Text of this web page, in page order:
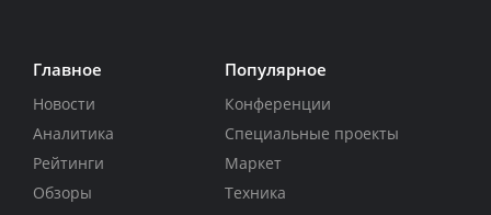
Главное
Новости
Аналитика
Рейтинги
Обзоры
Популярное
Конференции
Специальные проекты
Маркет
Техника